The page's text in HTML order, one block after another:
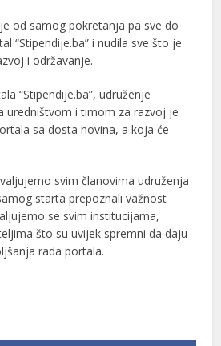
je od samog pokretanja pa sve do
“Stipendije.ba” i nudila sve što je
i održavanje.
“Stipendije.ba”, udruženje
uredništvom i timom za razvoj je
sa dosta novina, a koja će
svim članovima udruženja
starta prepoznali važnost
se svim institucijama,
što su uvijek spremni da daju
rada portala.